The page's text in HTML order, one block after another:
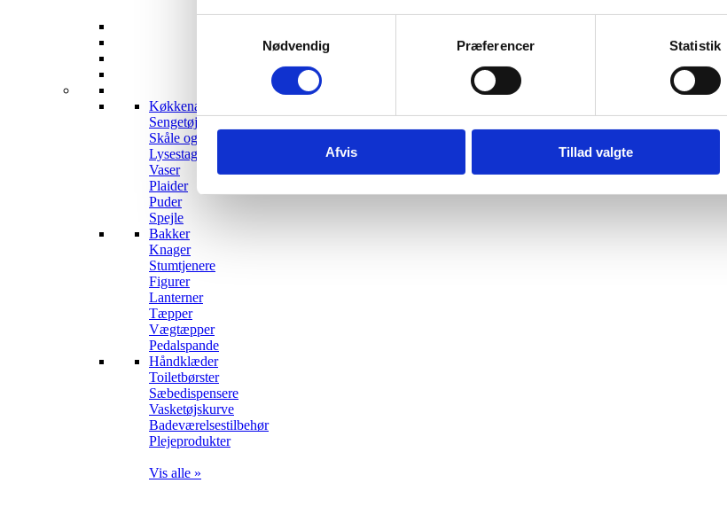
Nødvendig
Præferencer Statistik
Afvis Tillad valgte
Køkkenartikler
Sengetøj
Skåle og fade
Lysestager og lys
Vaser
Plaider
Puder
Spejle
Bakker
Knager
Stumtjenere
Figurer
Lanterner
Tæpper
Vægtæpper
Pedalspande
Håndklæder
Toiletbørster
Sæbedispensere
Vasketøjskurve
Badeværelsestilbehør
Plejeprodukter
Vis alle »